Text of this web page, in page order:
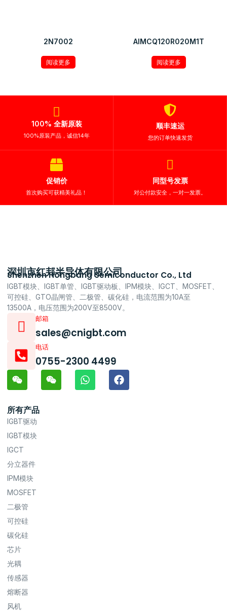
2N7002
阅读更多
AIMCQ120R020M1T
阅读更多
100% 全新原装
100%原装产品，诚信14年
顺丰速运
您的订单快速发货
促销价
首次购买可获精美礼品！
同型号发票
对公付款安全，一对一发票。
深圳市红邦半导体有限公司
Shenzhen Hongbang Semiconductor Co., Ltd
IGBT模块、IGBT单管、IGBT驱动板、IPM模块、IGCT、MOSFET、
可控硅、GTO晶闸管、二极管、碳化硅，电流范围为10A至
13500A，电压范围为200V至8500V。
邮箱
sales@cnigbt.com
电话
0755-2300 4499
所有产品
IGBT驱动
IGBT模块
IGCT
分立器件
IPM模块
MOSFET
二极管
可控硅
碳化硅
芯片
光耦
传感器
熔断器
风机